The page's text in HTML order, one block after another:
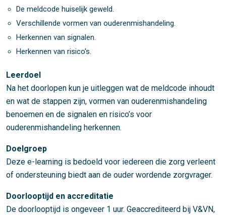
De meldcode huiselijk geweld.
Verschillende vormen van ouderenmishandeling.
Herkennen van signalen.
Herkennen van risico's.
Leerdoel
Na het doorlopen kun je uitleggen wat de meldcode inhoudt
en wat de stappen zijn, vormen van ouderenmishandeling
benoemen en de signalen en risico’s voor
ouderenmishandeling herkennen.
Doelgroep
Deze e-learning is bedoeld voor iedereen die zorg verleent
of ondersteuning biedt aan de ouder wordende zorgvrager.
Doorlooptijd en accreditatie
De doorlooptijd is ongeveer 1 uur. Geaccrediteerd bij V&VN,